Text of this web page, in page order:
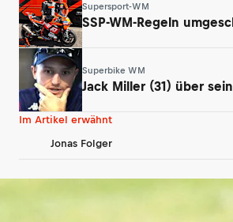
Supersport-WM
SSP-WM-Regeln
Superbike WM
Jack Miller (31) über
Im Artikel erwähnt
Jonas Folger